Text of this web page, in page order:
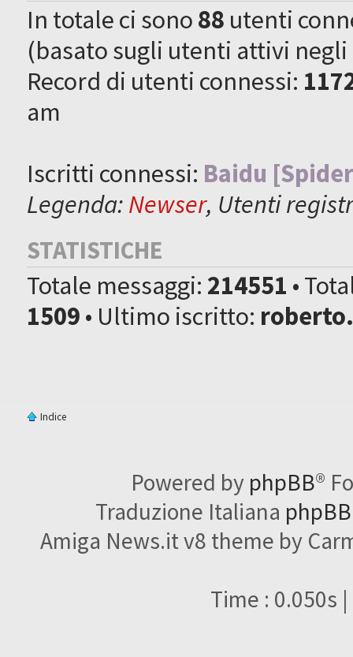
In totale ci sono88 utenti
(basato sugli utenti attivi
Record di utenti connessi:
am
Iscritti connessi: Baidu
Legenda:Newser, Utenti
STATISTICHE
Totale messaggi: 214551 •
1509• Ultimo iscritto:
Indice
Powered by phpBB®
Traduzione Italiana
Amiga News.it v8 theme by
Time : 0.050s